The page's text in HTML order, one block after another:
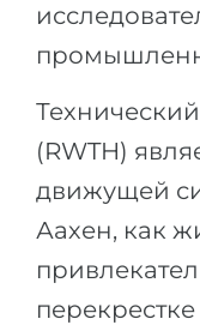
(RWTH)
движущей
Аахен, как
перекрестке